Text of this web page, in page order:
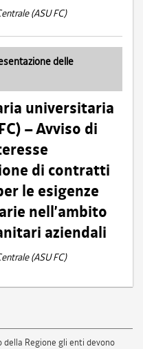
(ASU FC)
delle
universitaria
– Avviso di
di contratti
le esigenze
nell’ambito
aziendali
(ASU FC)
della Regione gli enti devono